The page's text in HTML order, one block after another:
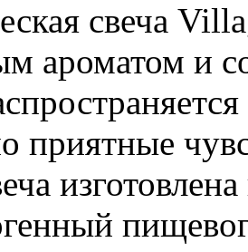
свеча
ароматом и
приятные